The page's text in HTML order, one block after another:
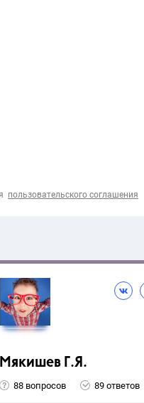
пользовательского соглашения
Мякишев Г.Я.
88 вопросов 89 ответов